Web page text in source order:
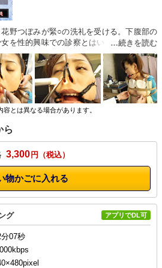
野つぼみが緊○の洗礼を受ける。下腹部の
を性的興味での診察とはいえないような○
検査。後ろ手に縛られての肛門検査等、処
られた上に麻縄と竹棒で大きく開かされた
胴吊り縄責め。そのままの形での柱磔。無
キング。そして、本編では見せなかったつ
快楽への一歩を踏み出した貴重映像。美少
になりながら、自分の中の倒錯性に気がつ
とは異なる場合があります。
ら
3,300 円
物かごに入れる
グ アプリでDL可
07秒
pixel